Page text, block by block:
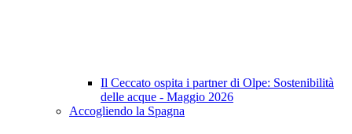
Il Ceccato ospita i partner di Olpe: Sostenibilità
delle acque - Maggio 2026
Accogliendo la Spagna